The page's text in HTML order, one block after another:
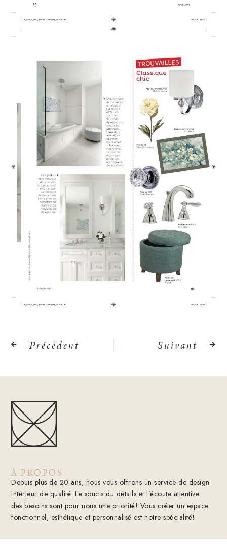
Précédent Suivant
À PROPOS
Depuis plus de 20 ans, nous vous offrons un service de design
intérieur de qualité. Le soucis du détails et l’écoute attentive
des besoins sont pour nous une priorité! Vous créer un espace
fonctionnel, esthétique et personnalisé est notre spécialité!
CHRYSALIDE N.F